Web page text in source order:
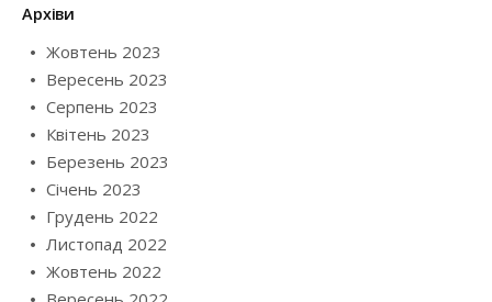
Архіви
Жовтень 2023
Вересень 2023
Серпень 2023
Квітень 2023
Березень 2023
Січень 2023
Грудень 2022
Листопад 2022
Жовтень 2022